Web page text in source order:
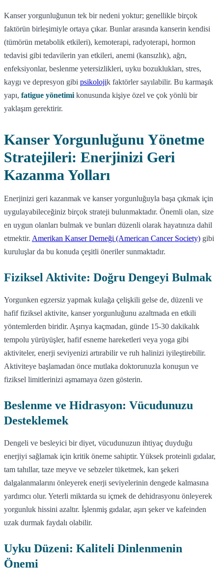
Kanser yorgunluğunun tek bir nedeni yoktur; genellikle birçok
faktörün birleşimiyle ortaya çıkar. Bunlar arasında kanserin kendisi
(tümörün metabolik etkileri), kemoterapi, radyoterapi, hormon
tedavisi gibi tedavilerin yan etkileri, anemi (kansızlık), ağrı,
enfeksiyonlar, beslenme yetersizlikleri, uyku bozuklukları, stres,
kaygı ve depresyon gibi psikolojik faktörler sayılabilir. Bu karmaşık
yapı, fatigue yönetimi konusunda kişiye özel ve çok yönlü bir
yaklaşım gerektirir.
Kanser Yorgunluğunu Yönetme
Stratejileri: Enerjinizi Geri
Kazanma Yolları
Enerjinizi geri kazanmak ve kanser yorgunluğuyla başa çıkmak için
uygulayabileceğiniz birçok strateji bulunmaktadır. Önemli olan, size
en uygun olanları bulmak ve bunları düzenli olarak hayatınıza dahil
etmektir. Amerikan Kanser Derneği (American Cancer Society) gibi
kuruluşlar da bu konuda çeşitli öneriler sunmaktadır.
Fiziksel Aktivite: Doğru Dengeyi Bulmak
Yorgunken egzersiz yapmak kulağa çelişkili gelse de, düzenli ve
hafif fiziksel aktivite, kanser yorgunluğunu azaltmada en etkili
yöntemlerden biridir. Aşırıya kaçmadan, günde 15-30 dakikalık
tempolu yürüyüşler, hafif esneme hareketleri veya yoga gibi
aktiviteler, enerji seviyenizi artırabilir ve ruh halinizi iyileştirebilir.
Aktiviteye başlamadan önce mutlaka doktorunuzla konuşun ve
fiziksel limitlerinizi aşmamaya özen gösterin.
Beslenme ve Hidrasyon: Vücudunuzu
Desteklemek
Dengeli ve besleyici bir diyet, vücudunuzun ihtiyaç duyduğu
enerjiyi sağlamak için kritik öneme sahiptir. Yüksek proteinli gıdalar,
tam tahıllar, taze meyve ve sebzeler tüketmek, kan şekeri
dalgalanmalarını önleyerek enerji seviyelerinin dengede kalmasına
yardımcı olur. Yeterli miktarda su içmek de dehidrasyonu önleyerek
yorgunluk hissini azaltır. İşlenmiş gıdalar, aşırı şeker ve kafeinden
uzak durmak faydalı olabilir.
Uyku Düzeni: Kaliteli Dinlenmenin
Önemi